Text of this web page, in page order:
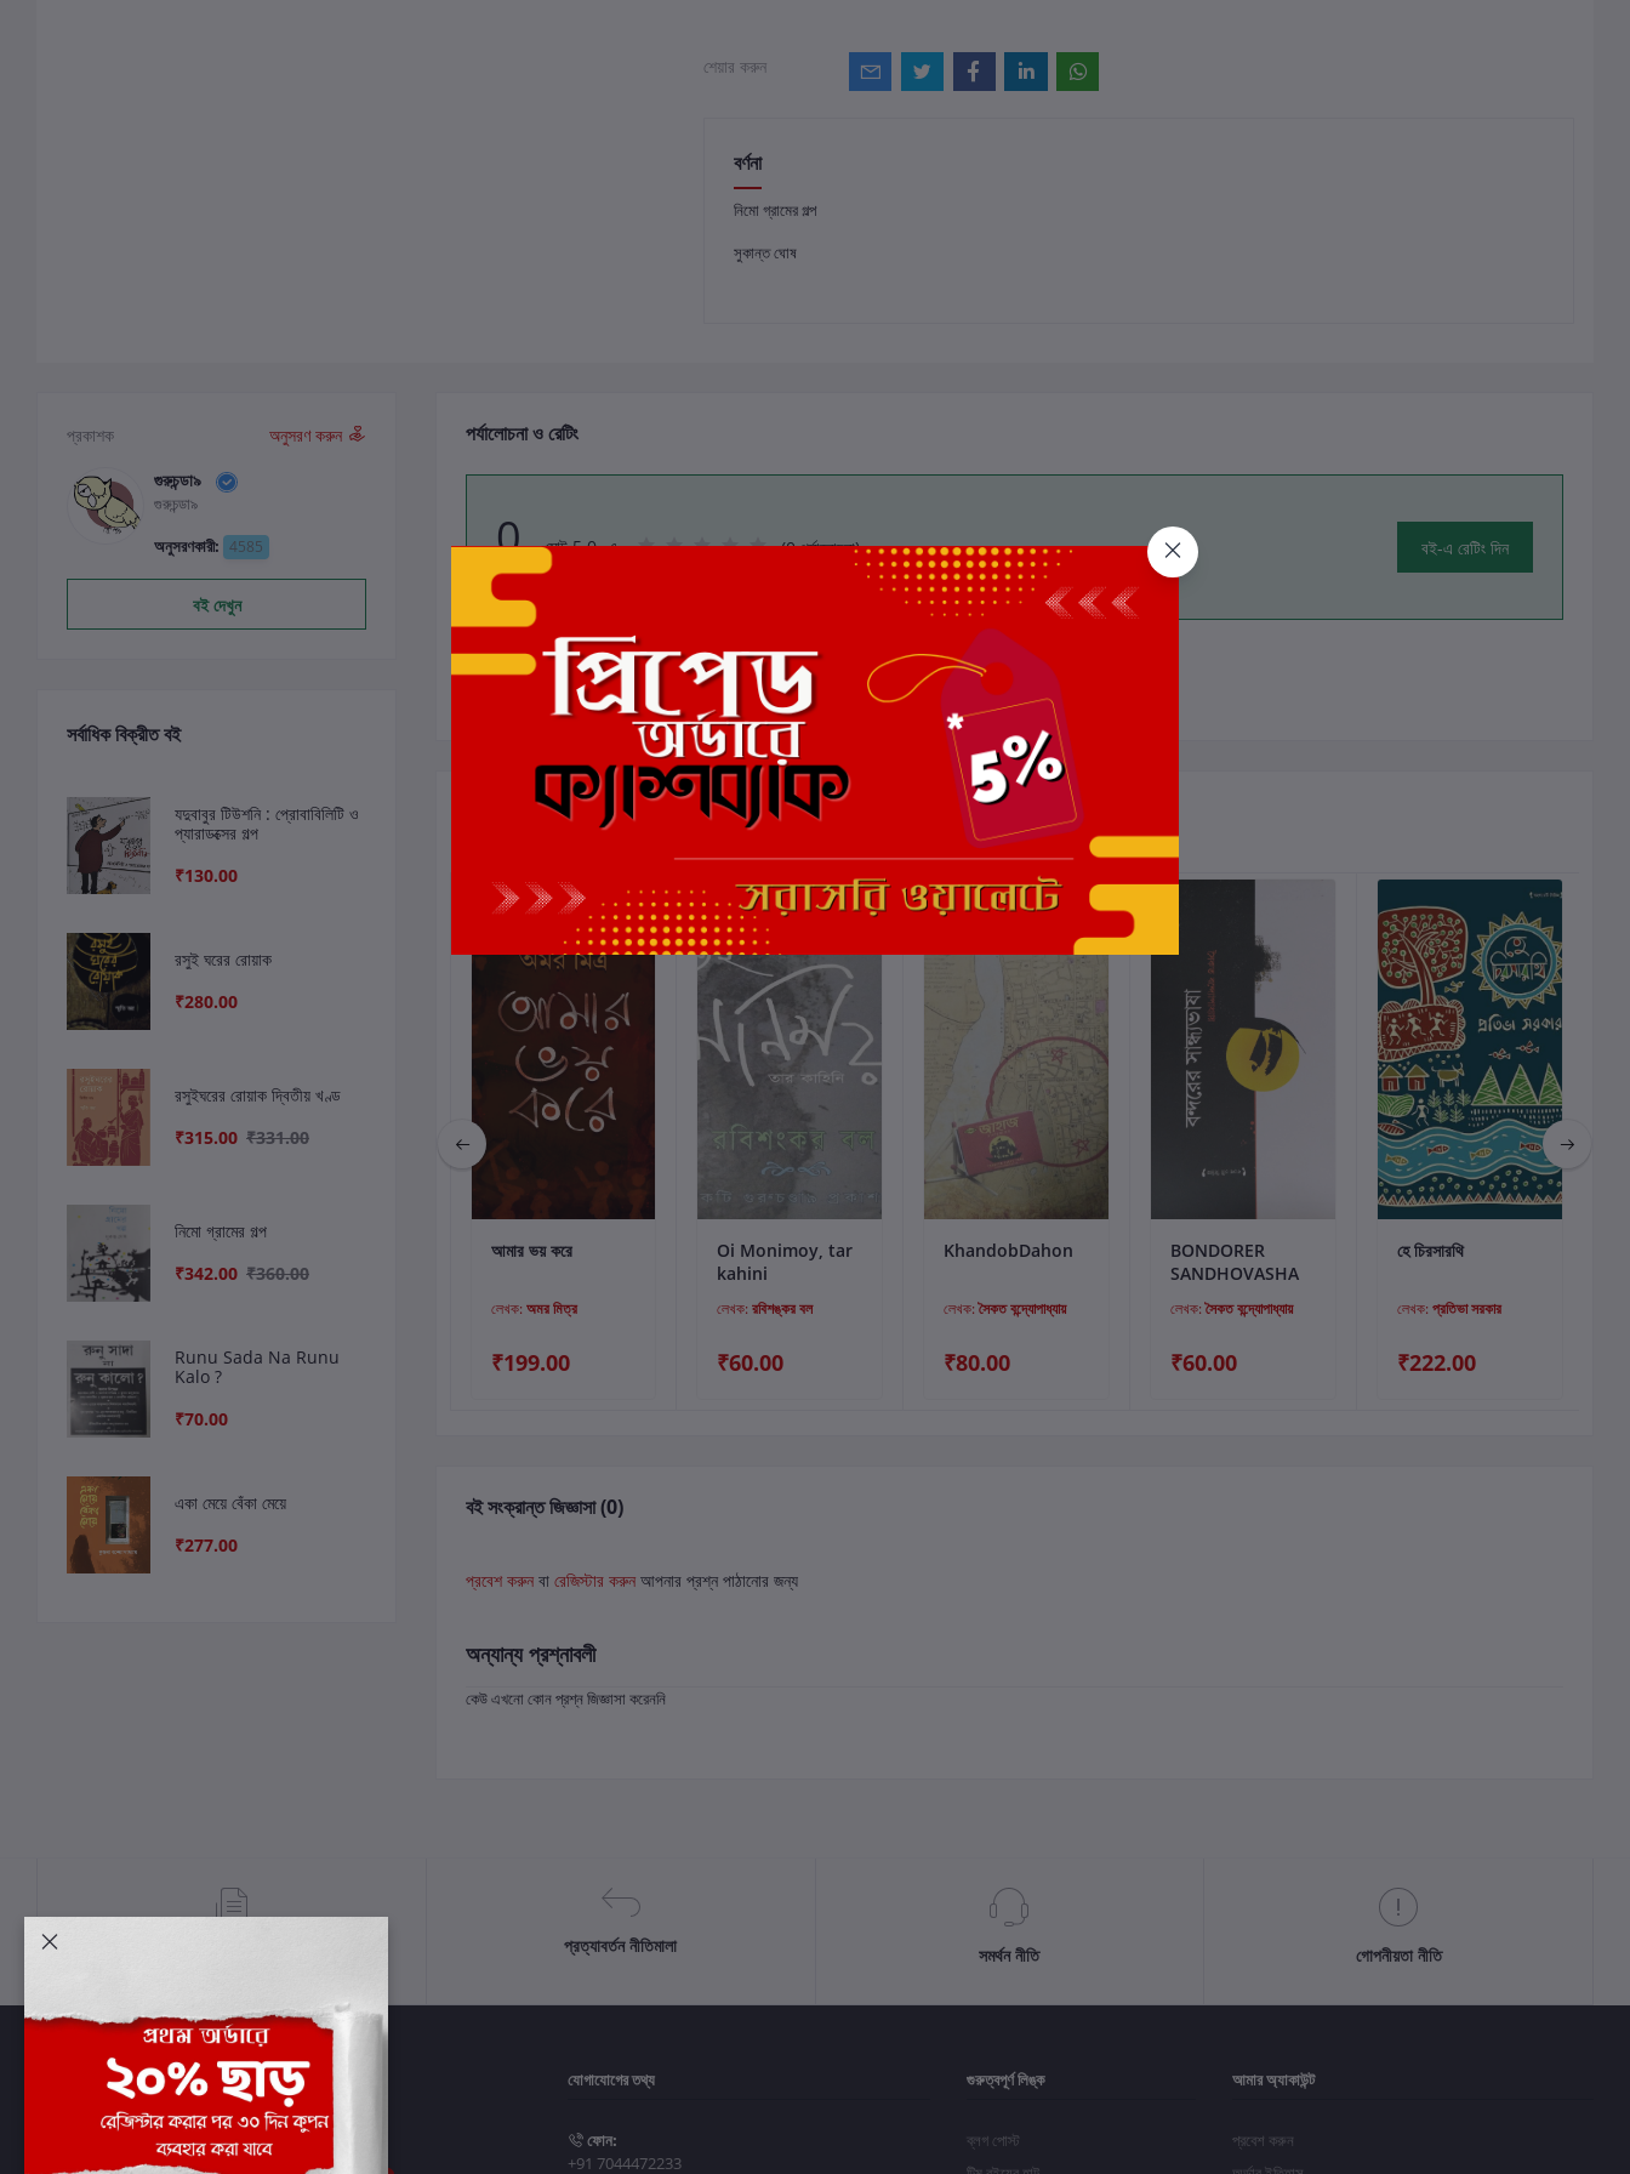
শেয়ার করুন
বর্ণনা
নিমো গ্রামের গল্প
সুকান্ত ঘোষ
প্রকাশক
অনুসরণ করুন
গুরুচন্ডা৯
গুরুচন্ডা৯
অনুসরণকারী: 4585
বই দেখুন
সর্বাধিক বিক্রীত বই
যদুবাবুর টিউশনি : প্রোবাবিলিটি ও
প্যারাডক্সের গল্প
₹130.00
রসুই ঘরের রোয়াক
₹280.00
রসুইঘরের রোয়াক দ্বিতীয় খণ্ড
₹315.00 ₹331.00
নিমো গ্রামের গল্প
₹342.00 ₹360.00
Runu Sada Na Runu
Kalo ?
₹70.00
একা মেয়ে বেঁকা মেয়ে
₹277.00
পর্যালোচনা ও রেটিং
0 মোট 5.0 -এ (0 পর্যালোচনা) বই-এ রেটিং দিন
এই বইয়ের জন্য এখনও কোন পর্যালোচনা নেই
কার্টে যোগ করুন
সে ছিল একদিন আমাদের
লেখক:জ্যোতিষ্ক দত্ত
₹175.00 ₹222.00
কার্টে যোগ করুন
আমার ভয় করে
লেখক: অমর মিত্র
₹199.00
কার্টে যোগ করুন
Oi Monimoy, tar
kahini
লেখক: রবিশঙ্কর বল
₹60.00
কার্টে যোগ করুন
KhandobDahon
লেখক:সৈকত বন্দ্যোপাধ্যায়
₹80.00
কার্টে যোগ করুন
BONDORER
SANDHOVASHA
লেখক:সৈকত বন্দ্যোপাধ্যায়
₹60.00
কার্টে যোগ করুন
হে চিরসারথি
লেখক: প্রতিভা সরকার
₹222.00
বই সংক্রান্ত জিজ্ঞাসা (0)
প্রবেশ করুন বা রেজিস্টার করুন আপনার প্রশ্ন পাঠানোর জন্য
অন্যান্য প্রশ্নাবলী
কেউ এখনো কোন প্রশ্ন জিজ্ঞাসা করেননি
প্রত্যাবর্তন নীতিমালা সমর্থন নীতি গোপনীয়তা নীতি
যোগাযোগের তথ্য
ফোন:
+91 7044472233
গুরুত্বপূর্ণ লিঙ্ক
ব্লগ পোস্ট
আমার অ্যাকাউন্ট
প্রবেশ করুন